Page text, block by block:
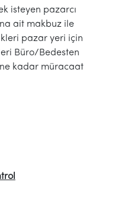
isteyen pazarcı
ait makbuz ile
pazar yeri için
Büro/Bedesten
kadar müracaat